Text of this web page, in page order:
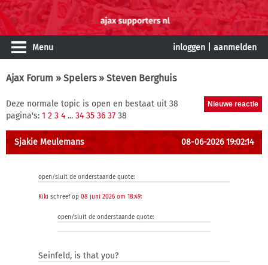
Menu inloggen aanmelden
Ajax Forum » Spelers» Steven Berghuis
Deze normale topic is open en bestaat uit 38
pagina's: 1 2 3 4 ... 34 35 36 37 38
Sjakie Meulemans 08-06-2026 19:02:14
open/sluit de onderstaande quote:
Kiki schreef op 08 juni 2026 om 18:49:
open/sluit de onderstaande quote:
Seinfeld, is that you?